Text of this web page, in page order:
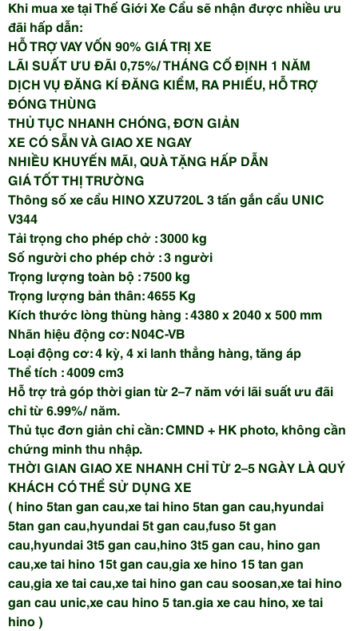
Khi mua xe tại Thế Giới Xe Cẩu sẽ nhận được nhiều ưu
đãi hấp dẫn:
HỖ TRỢ VAY VỐN 90% GIÁ TRỊ XE
LÃI SUẤT ƯU ĐÃI 0,75%/ THÁNG CỐ ĐỊNH 1 NĂM
DỊCH VỤ ĐĂNG KÍ ĐĂNG KIỂM, RA PHIẾU, HỖ TRỢ
ĐÓNG THÙNG
THỦ TỤC NHANH CHÓNG, ĐƠN GIẢN
XE CÓ SẴN VÀ GIAO XE NGAY
NHIỀU KHUYẾN MÃI, QUÀ TẶNG HẤP DẪN
GIÁ TỐT THỊ TRƯỜNG
Thông số xe cẩu HINO XZU720L 3 tấn gắn cẩu UNIC
V344
Tải trọng cho phép chở : 3000 kg
Số người cho phép chở : 3 người
Trọng lượng toàn bộ : 7500 kg
Trọng lượng bản thân: 4655 Kg
Kích thước lòng thùng hàng : 4380 x 2040 x 500 mm
Nhãn hiệu động cơ: N04C-VB
Loại động cơ: 4 kỳ, 4 xi lanh thẳng hàng, tăng áp
Thể tích : 4009 cm3
Hỗ trợ trả góp thời gian từ 2–7 năm với lãi suất ưu đãi
chỉ từ 6.99%/ năm.
Thủ tục đơn giản chỉ cần: CMND + HK photo, không cần
chứng minh thu nhập.
THỜI GIAN GIAO XE NHANH CHỈ TỪ 2–5 NGÀY LÀ QUÝ
KHÁCH CÓ THỂ SỬ DỤNG XE
( hino 5tan gan cau,xe tai hino 5tan gan cau,hyundai
5tan gan cau,hyundai 5t gan cau,fuso 5t gan
cau,hyundai 3t5 gan cau,hino 3t5 gan cau, hino gan
cau,xe tai hino 15t gan cau,gia xe hino 15 tan gan
cau,gia xe tai cau,xe tai hino gan cau soosan,xe tai hino
gan cau unic,xe cau hino 5 tan.gia xe cau hino, xe tai
hino )